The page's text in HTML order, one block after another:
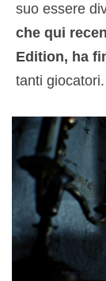
suo essere
che qui
Edition, ha
tanti giocatori.